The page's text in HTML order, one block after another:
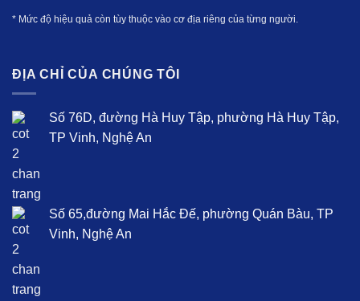
* Mức độ hiệu quả còn tùy thuộc vào cơ địa riêng của từng người.
ĐỊA CHỈ CỦA CHÚNG TÔI
Số 76D, đường Hà Huy Tập, phường Hà Huy Tập,
TP Vinh, Nghệ An
Số 65,đường Mai Hắc Đế, phường Quán Bàu, TP
Vinh, Nghệ An